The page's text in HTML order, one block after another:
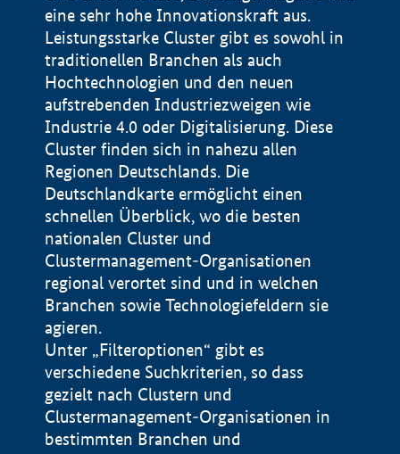
eine sehr hohe Innovationskraft aus.
Leistungsstarke Cluster gibt es sowohl in
traditionellen Branchen als auch
Hochtechnologien und den neuen
aufstrebenden Industriezweigen wie
Industrie 4.0 oder Digitalisierung. Diese
Cluster finden sich in nahezu allen
Regionen Deutschlands. Die
Deutschlandkarte ermöglicht einen
schnellen Überblick, wo die besten
nationalen Cluster und
Clustermanagement-Organisationen
regional verortet sind und in welchen
Branchen sowie Technologiefeldern sie
agieren.
Unter „Filteroptionen“ gibt es
verschiedene Suchkriterien, so dass
gezielt nach Clustern und
Clustermanagement-Organisationen in
bestimmten Branchen und
Impressum
Datenschutzerklärung
BMWE, 2026 ©
100 km © Geobasis-DE / BKG 2015